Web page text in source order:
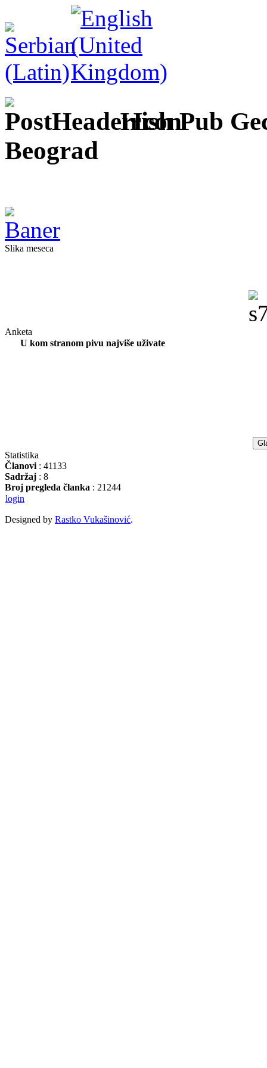
Irish Pub
Beograd
Slika meseca
Anketa
U kom stranom pivu najviše uživate
Statistika
Članovi : 41133
Sadržaj : 8
Broj pregleda članka : 21244
login
Designed by Rastko Vukašinović.